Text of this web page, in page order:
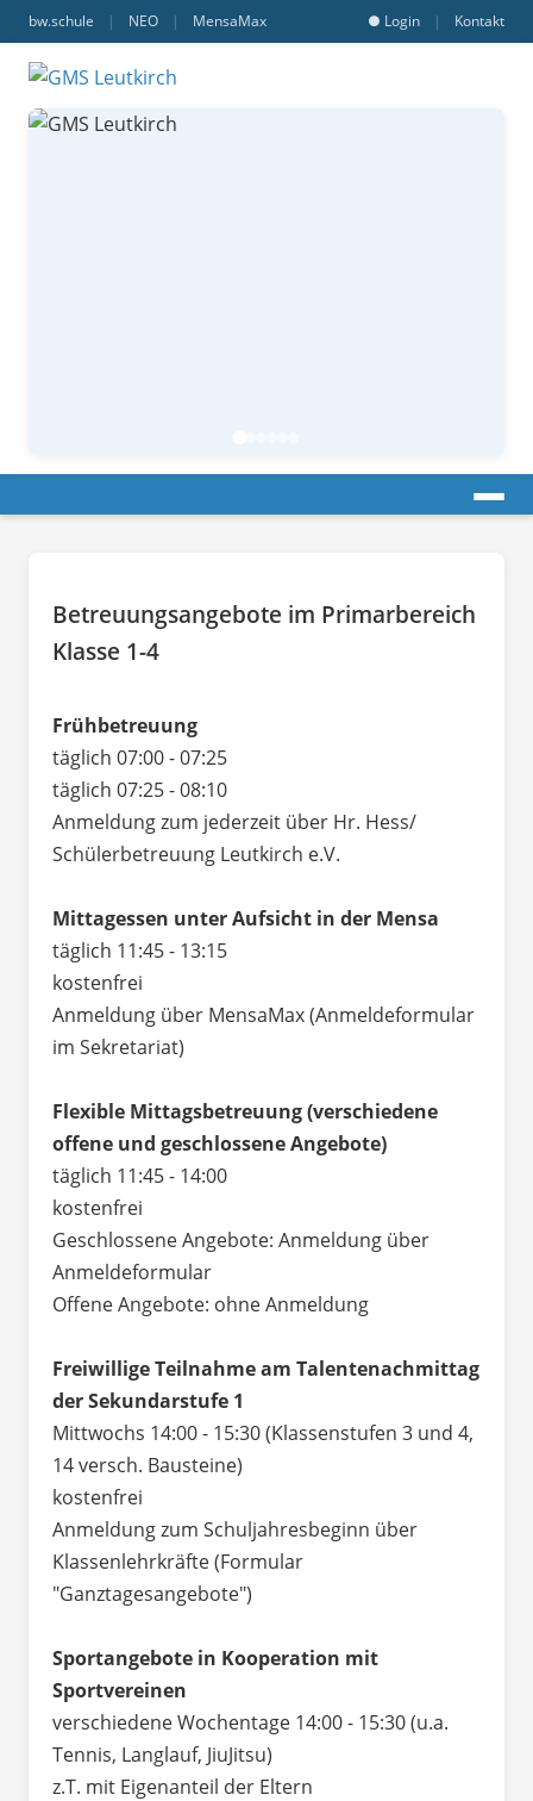
bw.schule | NEO | MensaMax ● Login | Kontakt
Betreuungsangebote im Primarbereich
Klasse 1-4
Frühbetreuung
täglich 07:00 - 07:25
täglich 07:25 - 08:10
Anmeldung zum jederzeit über Hr. Hess/
Schülerbetreuung Leutkirch e.V.
Mittagessen unter Aufsicht in der Mensa
täglich 11:45 - 13:15
kostenfrei
Anmeldung über MensaMax (Anmeldeformular
im Sekretariat)
Flexible Mittagsbetreuung (verschiedene
offene und geschlossene Angebote)
täglich 11:45 - 14:00
kostenfrei
Geschlossene Angebote: Anmeldung über
Anmeldeformular
Offene Angebote: ohne Anmeldung
Freiwillige Teilnahme am Talentenachmittag
der Sekundarstufe 1
Mittwochs 14:00 - 15:30 (Klassenstufen 3 und 4,
14 versch. Bausteine)
kostenfrei
Anmeldung zum Schuljahresbeginn über
Klassenlehrkräfte (Formular
"Ganztagesangebote")
Sportangebote in Kooperation mit
Sportvereinen
verschiedene Wochentage 14:00 - 15:30 (u.a.
Tennis, Langlauf, JiuJitsu)
z.T. mit Eigenanteil der Eltern